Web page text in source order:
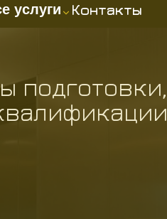
услуги Контакты
подготовки,